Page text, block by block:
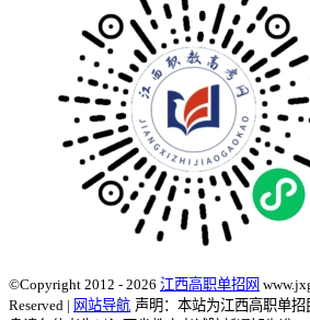
©Copyright 2012 - 2026 江西高职单招网
Reserved | 网站导航 声明：本站为江西高职单